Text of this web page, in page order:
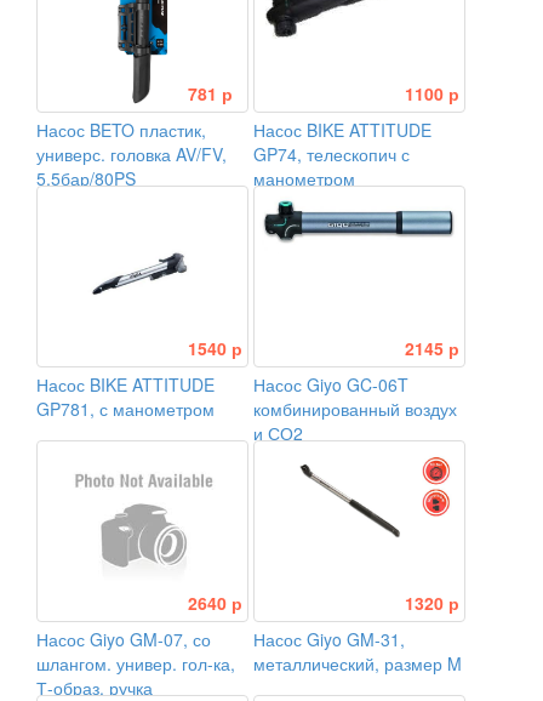
781 р
Насос BETO пластик,
универс. головка AV/FV,
5,5бар/80PS
1100 р
Насос BIKE ATTITUDE
GP74, телескопич с
манометром
1540 р
Насос BIKE ATTITUDE
GP781, с манометром
2145 р
Насос Giyo GC-06T
комбинированный воздух
и СО2
2640 р
Насос Giyo GM-07, со
шлангом. универ. гол-ка,
Т-образ. ручка
1320 р
Насос Giyo GM-31,
металлический, размер M